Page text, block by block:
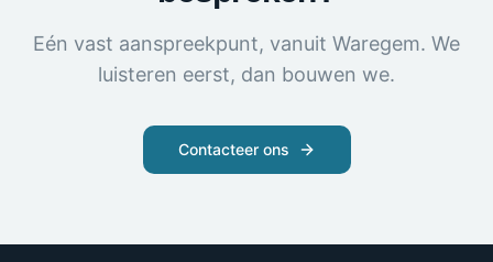
Eén vast aanspreekpunt, vanuit Waregem. We
luisteren eerst, dan bouwen we.
Contacteer ons